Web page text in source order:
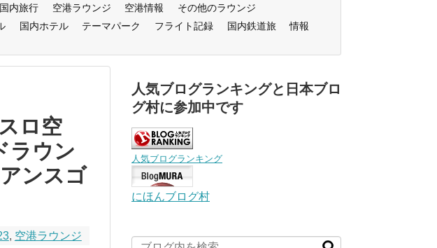
内旅行 空港ラウンジ 空港情報
その他のラウンジ
国内ホテル テーマパーク フライト記録 国内鉄道旅
情報
ロ空
ラウン
ンスゴ
, 空港ラウンジ
人気ブログランキングと日本ブロ
グ村に参加中です
人気ブログランキング
にほんブログ村